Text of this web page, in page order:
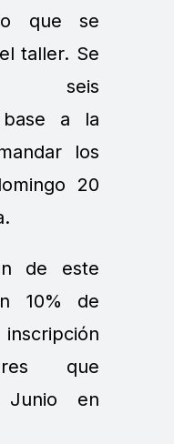
que se
taller. Se
seis
base a la
los
20
de este
10% de
que
Junio en